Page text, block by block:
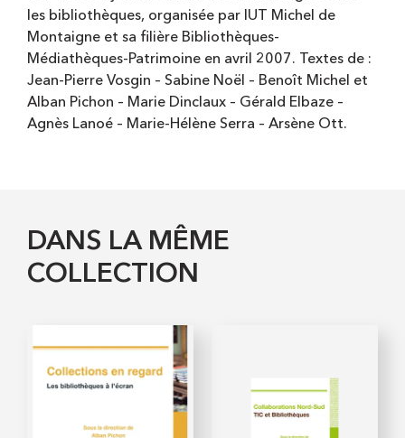
les bibliothèques, organisée par IUT Michel de
Montaigne et sa filière Bibliothèques-
Médiathèques-Patrimoine en avril 2007. Textes de :
Jean-Pierre Vosgin – Sabine Noël – Benoît Michel et
Alban Pichon – Marie Dinclaux – Gérald Elbaze –
Agnès Lanoé – Marie-Hélène Serra – Arsène Ott.
DANS LA MÊME
COLLECTION